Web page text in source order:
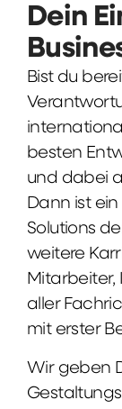
Dein
Bist du
besten
und dabei
Dann ist ein
Solutions
weitere
Mitarbeiter,
aller
mit erster
Wir geben